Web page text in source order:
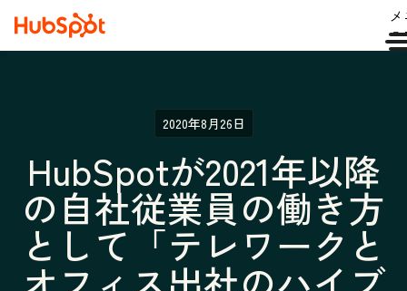
2020年8月26日
HubSpotが2021年以降
の自社従業員の働き方
として「テレワークと